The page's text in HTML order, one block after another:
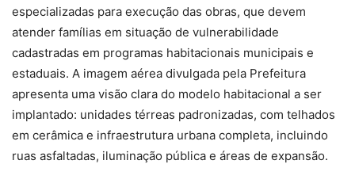
especializadas para execução das obras, que devem
atender famílias em situação de vulnerabilidade
cadastradas em programas habitacionais municipais e
estaduais. A imagem aérea divulgada pela Prefeitura
apresenta uma visão clara do modelo habitacional a ser
implantado: unidades térreas padronizadas, com telhados
em cerâmica e infraestrutura urbana completa, incluindo
ruas asfaltadas, iluminação pública e áreas de expansão.